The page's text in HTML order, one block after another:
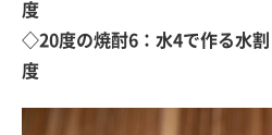
度
◇20度の焼酎6：水4で作る水
度